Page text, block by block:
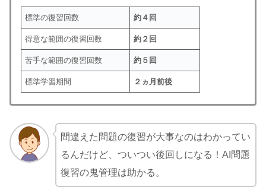
標準の復習回数 約４回
得意な範囲の復習回数 約２回
苦手な範囲の復習回数 約５回
標準学習期間 ２ヵ月前後
間違えた問題の復習が大事なのはわかってい
るんだけど、ついつい後回しになる！AI問題
復習の鬼管理は助かる。